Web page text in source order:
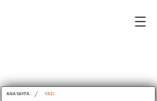
ANA SAYFA / YAZI